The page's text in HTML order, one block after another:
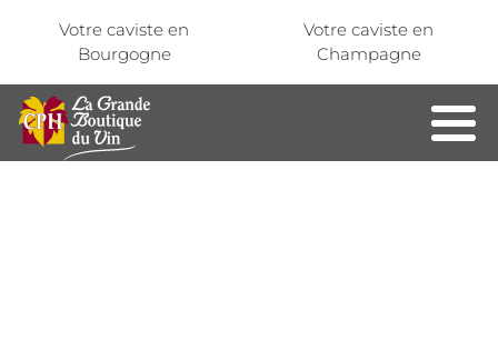
Votre caviste en
Bourgogne
Votre caviste en
Champagne